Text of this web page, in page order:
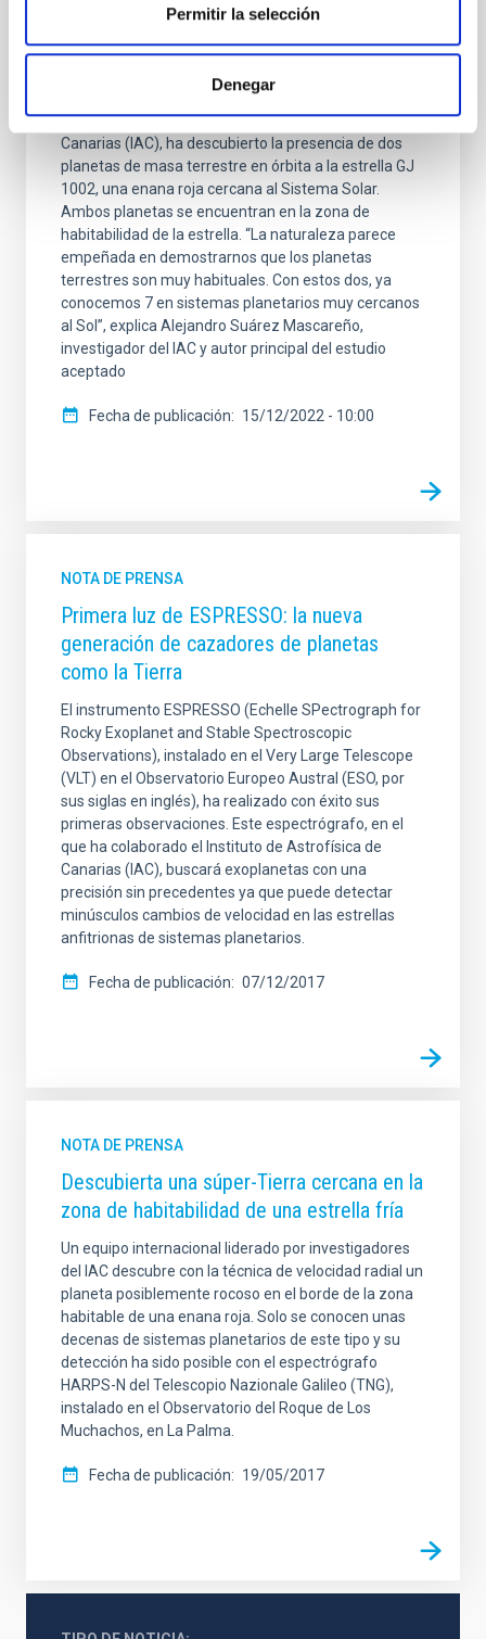
Permitir la selección
Denegar
una estrella cercana al Sol
Un equipo científico internacional, liderado por
personal investigador del Instituto de Astrofísica de
Canarias (IAC), ha descubierto la presencia de dos
planetas de masa terrestre en órbita a la estrella GJ
1002, una enana roja cercana al Sistema Solar.
Ambos planetas se encuentran en la zona de
habitabilidad de la estrella. “La naturaleza parece
empeñada en demostrarnos que los planetas
terrestres son muy habituales. Con estos dos, ya
conocemos 7 en sistemas planetarios muy cercanos
al Sol”, explica Alejandro Suárez Mascareño,
investigador del IAC y autor principal del estudio
aceptado
Fecha de publicación 15/12/2022 - 10:00
NOTA DE PRENSA
Primera luz de ESPRESSO: la nueva
generación de cazadores de planetas
como la Tierra
El instrumento ESPRESSO (Echelle SPectrograph for
Rocky Exoplanet and Stable Spectroscopic
Observations), instalado en el Very Large Telescope
(VLT) en el Observatorio Europeo Austral (ESO, por
sus siglas en inglés), ha realizado con éxito sus
primeras observaciones. Este espectrógrafo, en el
que ha colaborado el Instituto de Astrofísica de
Canarias (IAC), buscará exoplanetas con una
precisión sin precedentes ya que puede detectar
minúsculos cambios de velocidad en las estrellas
anfitrionas de sistemas planetarios.
Fecha de publicación 07/12/2017
NOTA DE PRENSA
Descubierta una súper-Tierra cercana en la
zona de habitabilidad de una estrella fría
Un equipo internacional liderado por investigadores
del IAC descubre con la técnica de velocidad radial un
planeta posiblemente rocoso en el borde de la zona
habitable de una enana roja. Solo se conocen unas
decenas de sistemas planetarios de este tipo y su
detección ha sido posible con el espectrógrafo
HARPS-N del Telescopio Nazionale Galileo (TNG),
instalado en el Observatorio del Roque de Los
Muchachos, en La Palma.
Fecha de publicación 19/05/2017